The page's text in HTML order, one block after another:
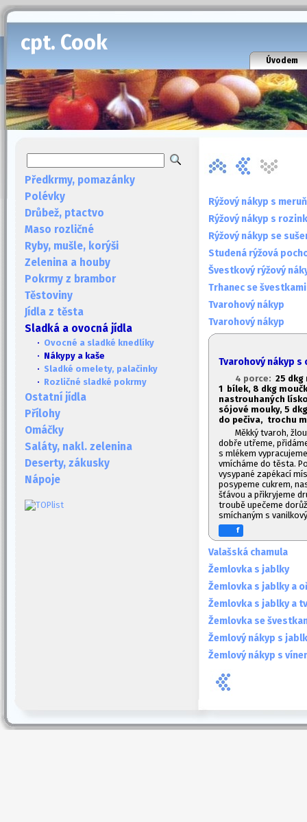
cpt. Cook
Úvodem
Předkrmy, pomazánky
Polévky
Drůbež, ptactvo
Maso rozličné
Ryby, mušle, korýši
Zelenina a houby
Pokrmy z brambor
Těstoviny
Jídla z těsta
Sladká a ovocná jídla
· Ovocné a sladké knedlíky
· Nákypy a kaše
· Sladké omelety, palačinky
· Rozličné sladké pokrmy
Ostatní jídla
Přílohy
Omáčky
Saláty, nakl. zelenina
Deserty, zákusky
Nápoje
Rýžový nákyp s
Rýžový nákyp s
Rýžový nákyp se
Studená rýžová
Švestkový rýžový
Trhanec se švestkami
Tvarohový nákyp
Tvarohový nákyp
Tvarohový nákyp s
4 porce: 25 dkg
1 bílek, 8 dkg
nastrouhaných
sójové mouky, 5
do pečiva, trochu
Měkký tvaroh,
dobře utřeme,
s mlékem
vmícháme do těsta.
vysypané zapékací
posypeme cukrem,
šťávou a přikryjeme
troubě upečeme
smíchaným s
f
Valašská chamula
Žemlovka s jablky
Žemlovka s jablky a
Žemlovka s jablky a
Žemlovka se
Žemlový nákyp s
Žemlový nákyp s